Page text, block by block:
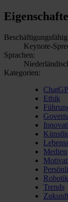
Keynote-
Sprachen:
Kategorien:
Ethik
Medien
Robotik
Trends